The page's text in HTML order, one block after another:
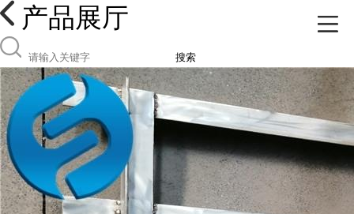
产品展厅
搜索